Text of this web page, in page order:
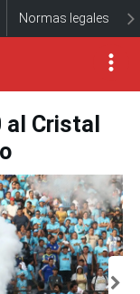
Normas legales
Cristal